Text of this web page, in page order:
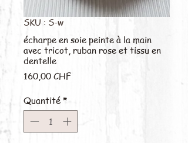
SKU : S-w
écharpe en soie peinte à la main
avec tricot, ruban rose et tissu en
dentelle
160,00 CHFPrix
Quantité *